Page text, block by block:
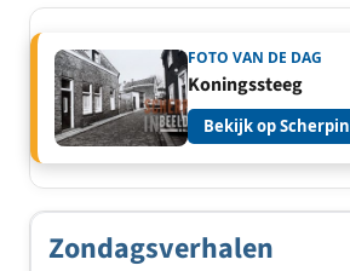
FOTO VAN DE DAG
Koningssteeg
Bekijk op
Zondagsverhalen